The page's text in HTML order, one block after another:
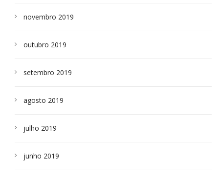
novembro 2019
outubro 2019
setembro 2019
agosto 2019
julho 2019
junho 2019